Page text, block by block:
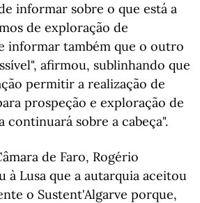
informar sobre o que está a
de exploração de
informar também que o outro
afirmou, sublinhando que
permitir a realização de
prospeção e exploração de
continuará sobre a cabeça".
de Faro, Rogério
à Lusa que a autarquia aceitou
o Sustent'Algarve porque,